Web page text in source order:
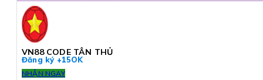
VN88 CODE TÂN THỦ
Đăng ký +15OK
NHẬN NGAY